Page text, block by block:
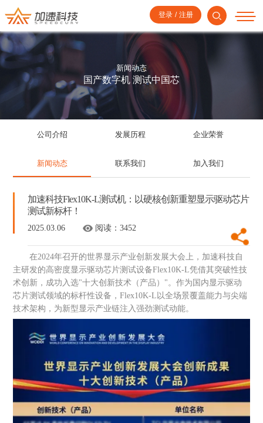
登录 / 注册
新闻动态
国产数字机 测试中国芯
公司介绍 发展历程 企业荣誉
新闻动态 联系我们 加入我们
加速科技Flex10K-L测试机：以硬核创新重塑显示驱动芯片
测试新标杆！
2025.03.06 阅读：3452
在2024年召开的世界显示产业创新发展大会上，加速科技自
主研发的高密度显示驱动芯片测试设备Flex10K-L凭借其突破性技
术创新，成功入选"十大创新技术（产品）"。作为国内显示驱动
芯片测试领域的标杆性设备，Flex10K-L以全场景覆盖能力与尖端
技术架构，为新型显示产业链注入强劲测试动能。